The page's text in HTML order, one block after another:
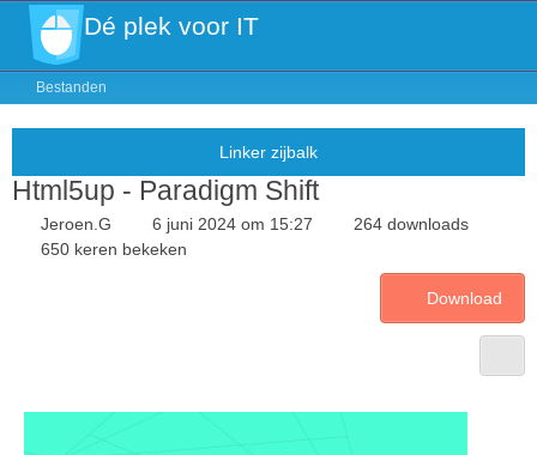
Dé plek voor IT
Bestanden
Html5up - Paradigm Shift
Jeroen.G 6 juni 2024 om 15:27
264 downloads
650 keren bekeken
Download